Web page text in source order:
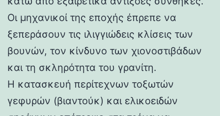
Οι μηχανικοί της εποχής έπρεπε να
ξεπεράσουν τις ιλιγγιώδεις κλίσεις των
βουνών, τον κίνδυνο των χιονοστιβάδων
και τη σκληρότητα του γρανίτη.
Η κατασκευή περίτεχνων τοξωτών
γεφυρών (βιαντούκ) και ελικοειδών